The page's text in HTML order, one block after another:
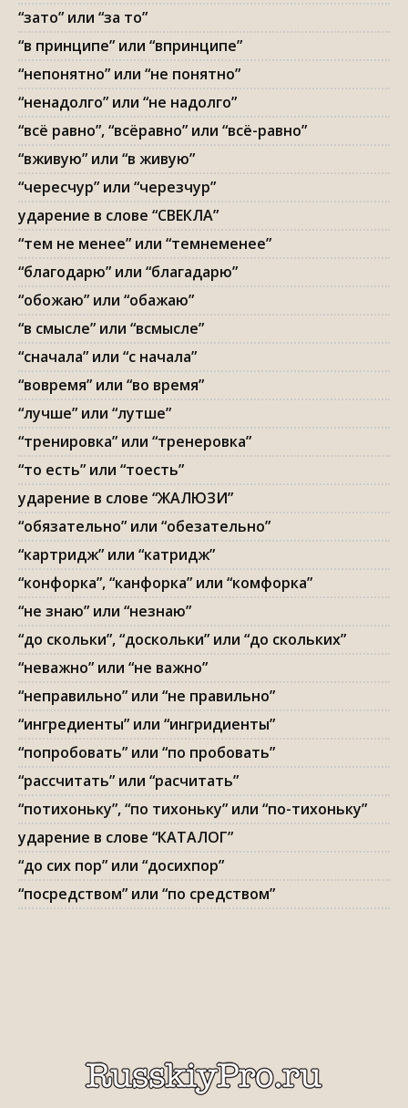
“зато” или “за то”
“в принципе” или “впринципе”
“непонятно” или “не понятно”
“ненадолго” или “не надолго”
“всё равно”, “всёравно” или “всё-равно”
“вживую” или “в живую”
“чересчур” или “черезчур”
ударение в слове “СВЕКЛА”
“тем не менее” или “темнеменее”
“благодарю” или “благадарю”
“обожаю” или “обажаю”
“в смысле” или “всмысле”
“сначала” или “с начала”
“вовремя” или “во время”
“лучше” или “лутше”
“тренировка” или “тренеровка”
“то есть” или “тоесть”
ударение в слове “ЖАЛЮЗИ”
“обязательно” или “обезательно”
“картридж” или “катридж”
“конфорка”, “канфорка” или “комфорка”
“не знаю” или “незнаю”
“до скольки”, “доскольки” или “до скольких”
“неважно” или “не важно”
“неправильно” или “не правильно”
“ингредиенты” или “ингридиенты”
“попробовать” или “по пробовать”
“рассчитать” или “расчитать”
“потихоньку”, “по тихоньку” или “по-тихоньку”
ударение в слове “КАТАЛОГ”
“до сих пор” или “досихпор”
“посредством” или “по средством”